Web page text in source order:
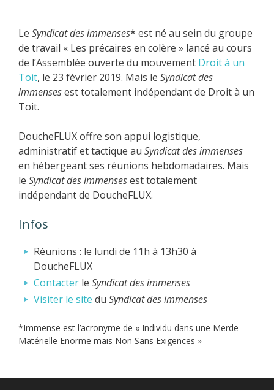
Le Syndicat des immenses* est né au sein du groupe
de travail « Les précaires en colère » lancé au cours
de l’Assemblée ouverte du mouvement Droit à un
Toit, le 23 février 2019. Mais le Syndicat des
immensesest totalement indépendant de Droit à un
Toit.
DoucheFLUX offre son appui logistique,
administratif et tactique au Syndicat des immenses
en hébergeant ses réunions hebdomadaires. Mais
le Syndicat des immensesest totalement
indépendant de DoucheFLUX.
Infos
Réunions : le lundi de 11h à 13h30 à
DoucheFLUX
Contacter le Syndicat des immenses
Visiter le site du Syndicat des immenses
*Immense est l’acronyme de « Individu dans une Merde
Matérielle Enorme mais Non Sans Exigences »